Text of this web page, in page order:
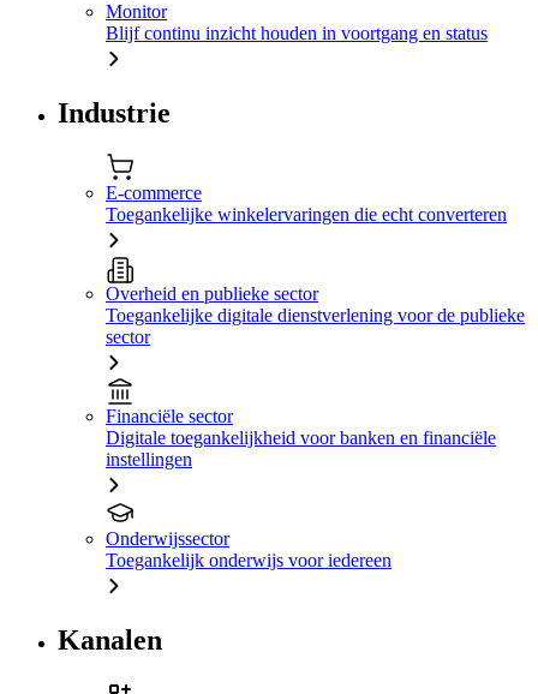
Monitor
Blijf continu inzicht houden in voortgang en status
Industrie
E-commerce
Toegankelijke winkelervaringen die echt converteren
Overheid en publieke sector
Toegankelijke digitale dienstverlening voor de publieke
sector
Financiële sector
Digitale toegankelijkheid voor banken en financiële
instellingen
Onderwijssector
Toegankelijk onderwijs voor iedereen
Kanalen